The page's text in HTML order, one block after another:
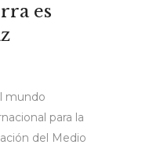
es
mundo
para la
del Medio